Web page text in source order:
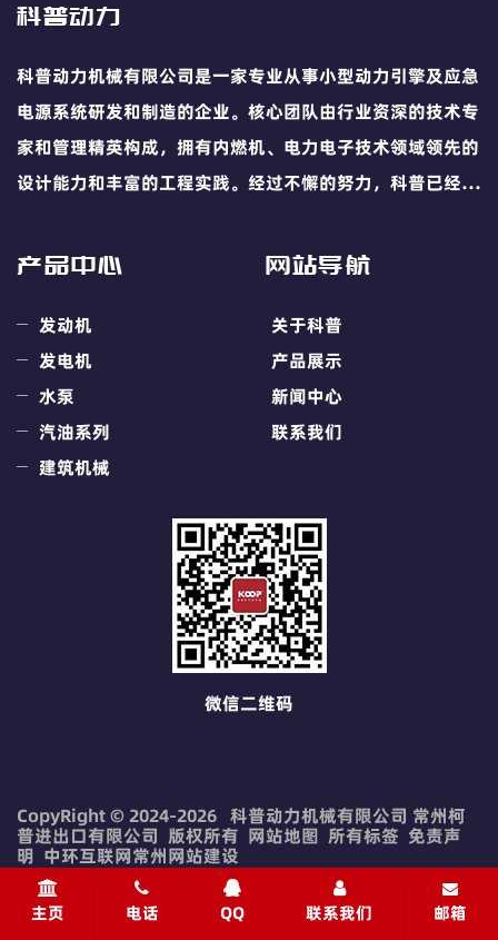
科普动力
科普动力机械有限公司是一家专业从事小型动力引擎及应急
电源系统研发和制造的企业。核心团队由行业资深的技术专
家和管理精英构成，拥有内燃机、电力电子技术领域领先的
设计能力和丰富的工程实践。经过不懈的努力，科普已经发
商。
产品中心
发动机
发电机
水泵
汽油系列
建筑机械
网站导航
关于科普
产品展示
新闻中心
联系我们
微信二维码
CopyRight © 2024-2026 科普动力机械有限公司 常州柯
普进出口有限公司 版权所有 网站地图 所有标签 免责声
明 中环互联网常州网站建设
主页 电话 QQ 联系我们 邮箱